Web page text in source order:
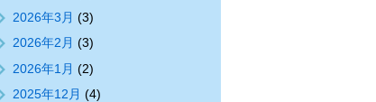
2026年3月 (3)
2026年2月 (3)
2026年1月 (2)
2025年12月 (4)